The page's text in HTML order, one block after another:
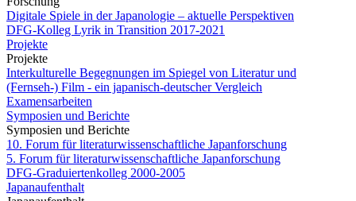
Digitale Spiele in der Japanologie – aktuelle Perspektiven
DFG-Kolleg Lyrik in Transition 2017-2021
Projekte
Projekte
Interkulturelle Begegnungen im Spiegel von Literatur und
(Fernseh-) Film - ein japanisch-deutscher Vergleich
Examensarbeiten
Symposien und Berichte
Symposien und Berichte
10. Forum für literaturwissenschaftliche Japanforschung
5. Forum für literaturwissenschaftliche Japanforschung
DFG-Graduiertenkolleg 2000-2005
Japanaufenthalt